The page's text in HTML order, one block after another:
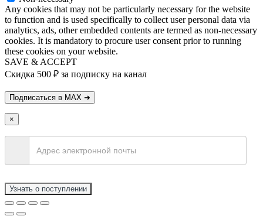
Any cookies that may not be particularly necessary for the website
to function and is used specifically to collect user personal data via
analytics, ads, other embedded contents are termed as non-necessary
cookies. It is mandatory to procure user consent prior to running
these cookies on your website.
SAVE & ACCEPT
Скидка 500 ₽ за подписку на канал
×
Узнать о поступлении